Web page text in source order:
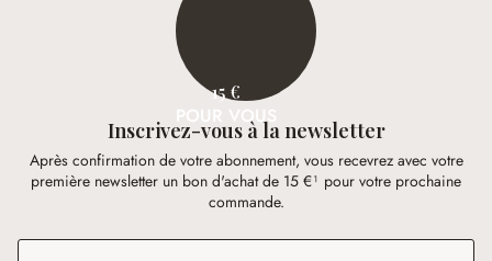
15 €
POUR VOUS
Inscrivez-vous à la newsletter
Après confirmation de votre abonnement, vous recevrez avec votre
première newsletter un bon d'achat de 15 €¹ pour votre prochaine
commande.
Adresse e-mail